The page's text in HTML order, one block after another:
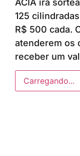
125
R$ 500 cada.
atenderem os
receber um
Carregando...